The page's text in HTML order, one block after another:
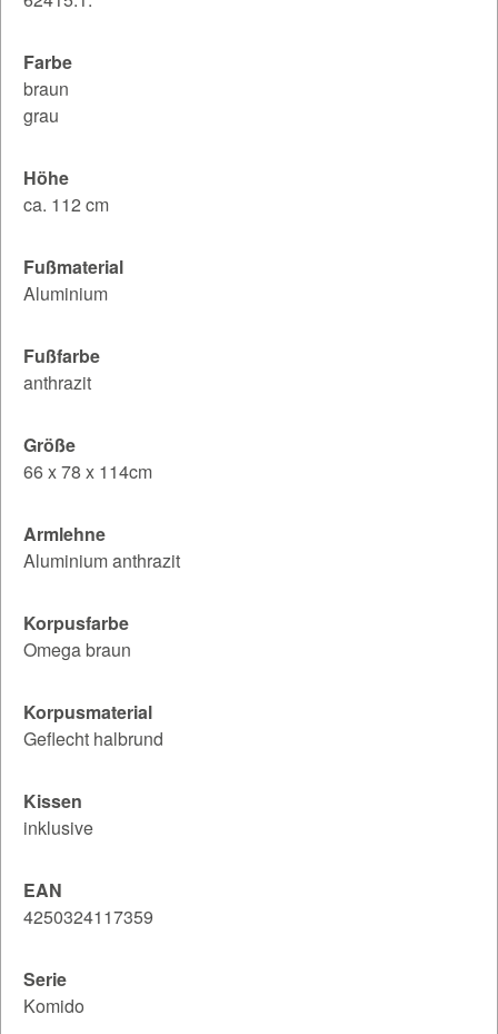
Farbe
braun
grau
Höhe
ca. 112 cm
Fußmaterial
Aluminium
Fußfarbe
anthrazit
Größe
66 x 78 x 114cm
Armlehne
Aluminium anthrazit
Korpusfarbe
Omega braun
Korpusmaterial
Geflecht halbrund
Kissen
inklusive
EAN
4250324117359
Serie
Komido